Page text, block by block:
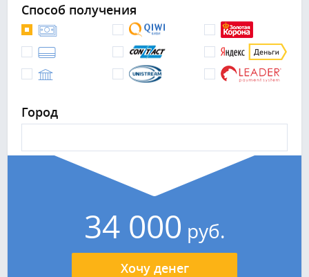
Способ получения
Город
34 000 руб.
Хочу денег